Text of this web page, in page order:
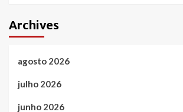
Archives
agosto 2026
julho 2026
junho 2026